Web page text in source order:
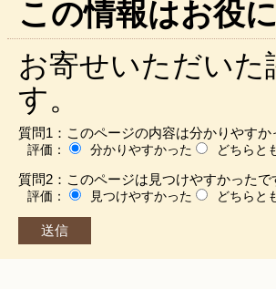
この情報はお役
お寄せいただい
す。
質問1：このページの内容は分かりやすか
評価： 分かりやすかった どちらと
質問2：このページは見つけやすかったで
評価： 見つけやすかった どちらと